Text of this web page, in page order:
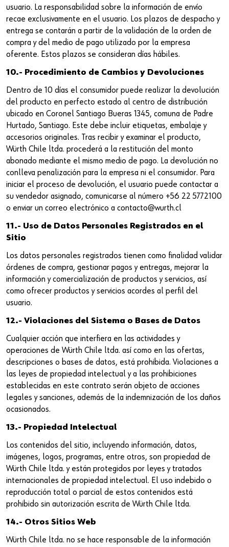
usuario. La responsabilidad sobre la información de envío
recae exclusivamente en el usuario. Los plazos de despacho y
entrega se contarán a partir de la validación de la orden de
compra y del medio de pago utilizado por la empresa
oferente. Estos plazos se consideran días hábiles.
10.- Procedimiento de Cambios y Devoluciones
Dentro de 10 días el consumidor puede realizar la devolución
del producto en perfecto estado al centro de distribución
ubicado en Coronel Santiago Bueras 1345, comuna de Padre
Hurtado, Santiago. Este debe incluir etiquetas, embalaje y
accesorios originales. Tras recibir y examinar el producto,
Würth Chile ltda. procederá a la restitución del monto
abonado mediante el mismo medio de pago. La devolución no
conlleva penalización para la empresa ni el consumidor. Para
iniciar el proceso de devolución, el usuario puede contactar a
su vendedor asignado, comunicarse al número +56 22 5772100
o enviar un correo electrónico a contacto@wurth.cl
11.- Uso de Datos Personales Registrados en el
Sitio
Los datos personales registrados tienen como finalidad validar
órdenes de compra, gestionar pagos y entregas, mejorar la
información y comercialización de productos y servicios, así
como ofrecer productos y servicios acordes al perfil del
usuario.
12.- Violaciones del Sistema o Bases de Datos
Cualquier acción que interfiera en las actividades y
operaciones de Würth Chile ltda. así como en las ofertas,
descripciones o bases de datos, está prohibida. Violaciones a
las leyes de propiedad intelectual y a las prohibiciones
establecidas en este contrato serán objeto de acciones
legales y sanciones, además de la indemnización de los daños
ocasionados.
13.- Propiedad Intelectual
Los contenidos del sitio, incluyendo información, datos,
imágenes, logos, programas, entre otros, son propiedad de
Würth Chile ltda. y están protegidos por leyes y tratados
internacionales de propiedad intelectual. El uso indebido o
reproducción total o parcial de estos contenidos está
prohibido sin autorización escrita de Würth Chile ltda.
14.- Otros Sitios Web
Würth Chile ltda. no se hace responsable de la información